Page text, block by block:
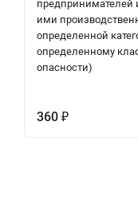
предпринимателей
ими
определенной
определенному
опасности)
360 ₽